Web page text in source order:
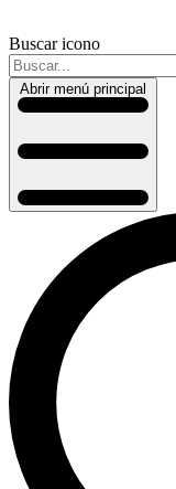
Buscar icono
Abrir menú principal